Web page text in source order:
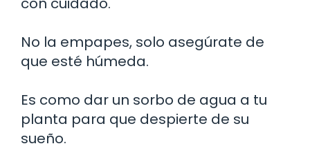
No la empapes, solo asegúrate de
que esté húmeda.
Es como dar un sorbo de agua a tu
planta para que despierte de su
sueño.